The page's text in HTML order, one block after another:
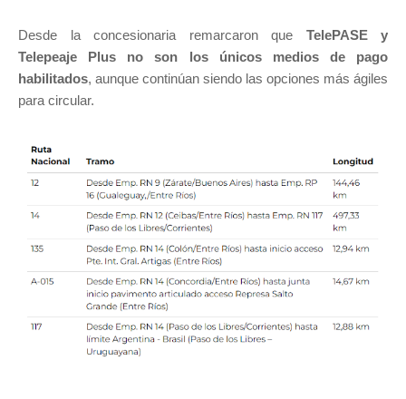
Desde la concesionaria remarcaron que TelePASE y
Telepeaje Plus no son los únicos medios de pago
habilitados, aunque continúan siendo las opciones más ágiles
para circular.